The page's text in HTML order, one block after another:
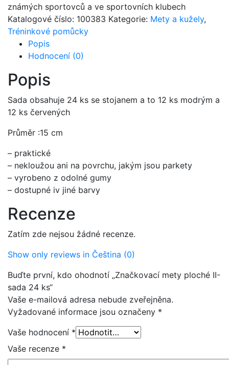
známých sportovců a ve sportovních klubech
Katalogové číslo: 100383 Kategorie: Mety a kužely,
Tréninkové pomůcky
Popis
Hodnocení (0)
Popis
Sada obsahuje 24 ks se stojanem a to 12 ks modrým a
12 ks červených
Průměr :15 cm
– praktické
– nekloužou ani na povrchu, jakým jsou parkety
– vyrobeno z odolné gumy
– dostupné iv jiné barvy
Recenze
Zatím zde nejsou žádné recenze.
Show only reviews in Čeština (0)
Buďte první, kdo ohodnotí „Značkovací mety ploché II-
sada 24 ks“
Vaše e-mailová adresa nebude zveřejněna.
Vyžadované informace jsou označeny *
Vaše hodnocení *
Vaše recenze *